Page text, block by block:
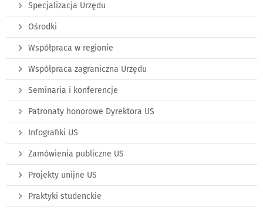
Specjalizacja Urzędu
Ośrodki
Współpraca w regionie
Współpraca zagraniczna Urzędu
Seminaria i konferencje
Patronaty honorowe Dyrektora US
Infografiki US
Zamówienia publiczne US
Projekty unijne US
Praktyki studenckie